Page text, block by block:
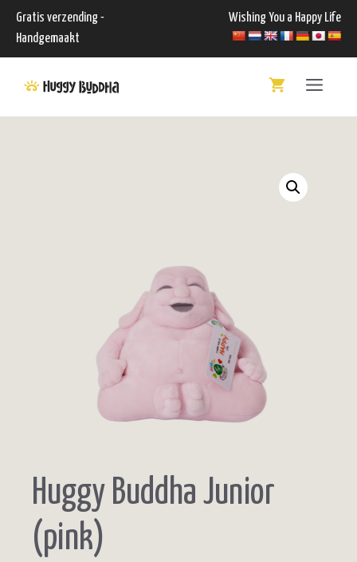
naar
inhoud
Gratis verzending -
Handgemaakt
Wishing You a Happy Life
Menu
Huggy Buddha Junior
(pink)